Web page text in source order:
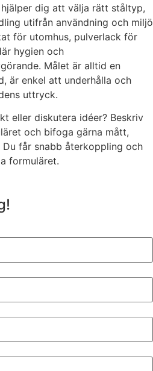
dig att välja rätt ståltyp,
utifrån användning och miljö
för utomhus, pulverlack för
hygien och
Målet är alltid en
är enkel att underhålla och
uttryck.
eller diskutera idéer? Beskriv
och bifoga gärna mått,
Du får snabb återkoppling och
formuläret.